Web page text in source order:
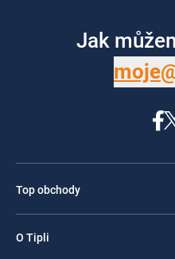
Jak
Top obchody
O Tipli